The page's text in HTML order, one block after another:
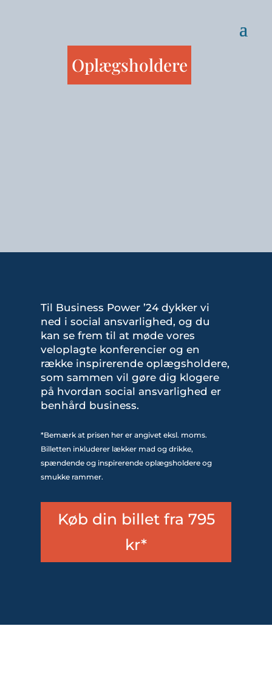
Oplægsholdere
Til Business Power ’24 dykker vi
ned i social ansvarlighed, og du
kan se frem til at møde vores
veloplagte konferencier og en
række inspirerende oplægsholdere,
som sammen vil gøre dig klogere
på hvordan social ansvarlighed er
benhård business.
*Bemærk at prisen her er angivet eksl. moms.
Billetten inkluderer lækker mad og drikke,
spændende og inspirerende oplægsholdere og
smukke rammer.
Køb din billet fra 795
kr*